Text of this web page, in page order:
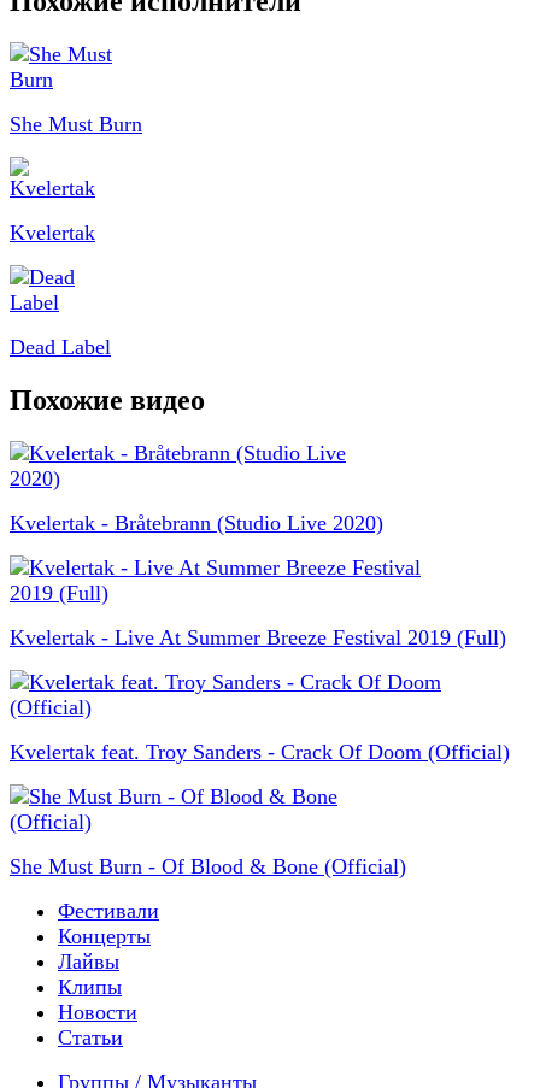
She Must Burn
Kvelertak
Dead Label
Похожие видео
Kvelertak - Bråtebrann (Studio Live 2020)
Kvelertak - Live At Summer Breeze Festival 2019 (Full)
Kvelertak feat. Troy Sanders - Crack Of Doom (Official)
She Must Burn - Of Blood & Bone (Official)
Фестивали
Концерты
Лайвы
Клипы
Новости
Статьи
Группы / Музыканты